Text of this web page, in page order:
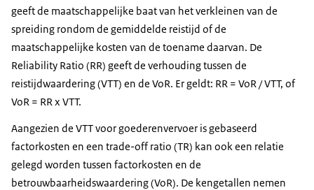
geeft de maatschappelijke baat van het verkleinen van de
spreiding rondom de gemiddelde reistijd of de
maatschappelijke kosten van de toename daarvan. De
Reliability Ratio (RR) geeft de verhouding tussen de
reistijdwaardering (VTT) en de VoR. Er geldt: RR = VoR / VTT, of
VoR = RR x VTT.
Aangezien de VTT voor goederenvervoer is gebaseerd
factorkosten en een trade-off ratio (TR) kan ook een relatie
gelegd worden tussen factorkosten en de
betrouwbaarheidswaardering (VoR). De kengetallen nemen